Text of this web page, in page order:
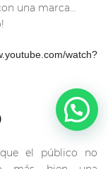
una marca…
watch?
el público no